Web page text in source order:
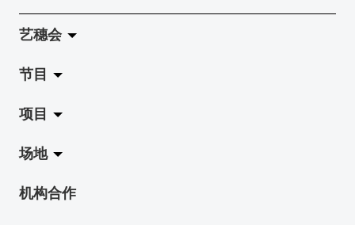
艺穗会
关于艺穗会
艺穗会的演化
使命与宗旨
艺穗会架构
节目
拉阔
展览
演出
项目
Jazz-Go-Central, Jazz-Go-Fringe
LPL
场地
陈丽玲划廊
机构合作